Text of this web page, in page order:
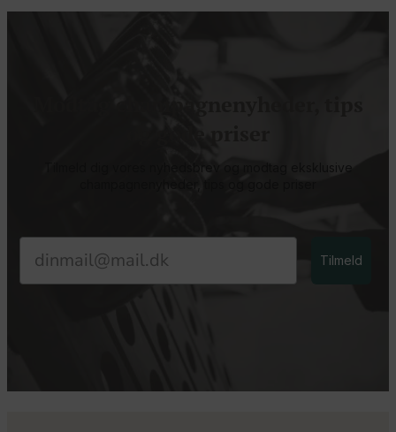
Tilmeld dig vores nyhedsbrev og modtag eksklusive
Email
Tilmeld